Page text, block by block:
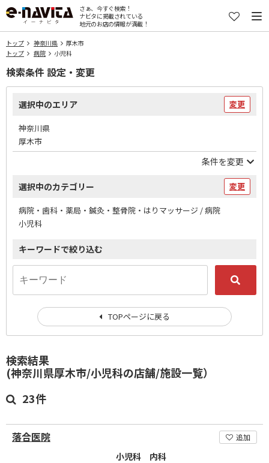
さぁ、今すぐ検索！
ナビタに掲載されている
地元のお店の情報が満載！
トップ 神奈川県
厚木市
トップ
病院 小児科
検索結果
(神奈川県厚木市/小児科の店舗/施設一覧）
23件
落合医院 追加
小児科 内科
検索条件 設定・変更
選択中のエリア 変更
神奈川県
厚木市
条件を変更
選択中のカテゴリー 変更
病院・歯科・薬局・鍼灸・整骨院・はりマッサージ / 病院
小児科
キーワードで絞り込む
TOPページに戻る